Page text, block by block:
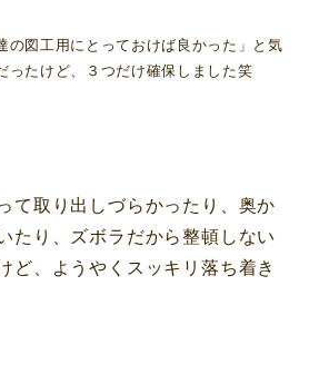
の図工用にとっておけば良かった」と気
ったけど、３つだけ確保しました笑
て取り出しづらかったり、奥か
たり、ズボラだから整頓しない
ど、ようやくスッキリ落ち着き